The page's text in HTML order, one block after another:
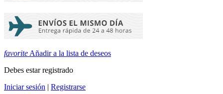
favorite Añadir a la lista de deseos
Debes estar registrado
Iniciar sesión | Registrarse